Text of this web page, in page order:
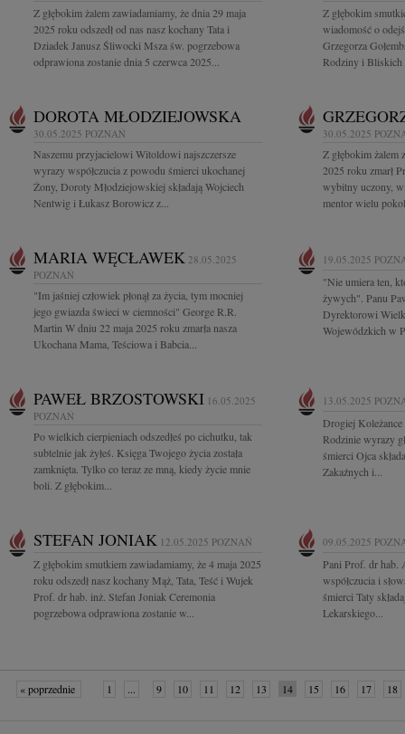
Z głębokim żalem zawiadamiamy, że dnia 29 maja
2025 roku odszedł od nas nasz kochany Tata i
Dziadek Janusz Śliwocki Msza św. pogrzebowa
odprawiona zostanie dnia 5 czerwca 2025...
Z głębokim
wiadomość o
Grzegorza
Rodziny i Bliskich
DOROTA MŁODZIEJOWSKA
30.05.2025 POZNAŃ
Naszemu przyjacielowi Witoldowi najszczersze
wyrazy współczucia z powodu śmierci ukochanej
Żony, Doroty Młodziejowskiej składają Wojciech
Nentwig i Łukasz Borowicz z...
30.05.2025
Z głębokim żalem
2025 roku zmarł
wybitny uczony,
mentor wielu
MARIA WĘCŁAWEK 28.05.2025
POZNAŃ
"Im jaśniej człowiek płonął za życia, tym mocniej
jego gwiazda świeci w ciemności" George R.R.
Martin W dniu 22 maja 2025 roku zmarła nasza
Ukochana Mama, Teściowa i Babcia...
19.05.2025
"Nie umiera ten,
żywych". Panu
Dyrektorowi
Wojewódzkich w
PAWEŁ BRZOSTOWSKI 16.05.2025
POZNAŃ
Po wielkich cierpieniach odszedłeś po cichutku, tak
subtelnie jak żyłeś. Księga Twojego życia została
zamknięta. Tylko co teraz ze mną, kiedy życie mnie
boli. Z głębokim...
13.05.2025
Drogiej
Rodzinie wyrazy
śmierci Ojca
Zakaźnych i...
STEFAN JONIAK 12.05.2025 POZNAŃ
Z głębokim smutkiem zawiadamiamy, że 4 maja 2025
roku odszedł nasz kochany Mąż, Tata, Teść i Wujek
Prof. dr hab. inż. Stefan Joniak Ceremonia
pogrzebowa odprawiona zostanie w...
09.05.2025
Pani Prof. dr hab.
współczucia i
śmierci Taty
Lekarskiego...
« poprzednie 1 ... 9 10 11 12 13 14 15 16 17
18